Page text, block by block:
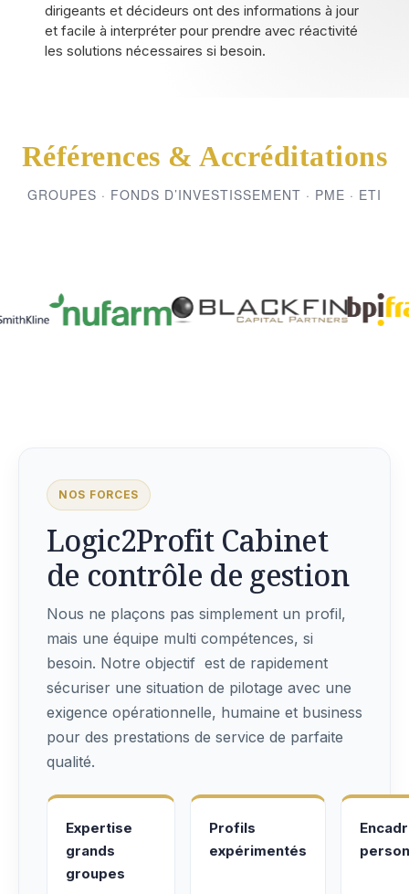
dirigeants et décideurs ont des informations à jour
et facile à interpréter pour prendre avec réactivité
les solutions nécessaires si besoin.
Références & Accréditations
GROUPES · FONDS D’INVESTISSEMENT · PME · ETI
NOS FORCES
Logic2Profit Cabinet
de contrôle de gestion
Nous ne plaçons pas simplement un profil,
mais une équipe multi compétences, si
besoin. Notre objectif est de rapidement
sécuriser une situation de pilotage avec une
exigence opérationnelle, humaine et business
pour des prestations de service de parfaite
qualité.
Expertise
grands
groupes
Profils
expérimentés